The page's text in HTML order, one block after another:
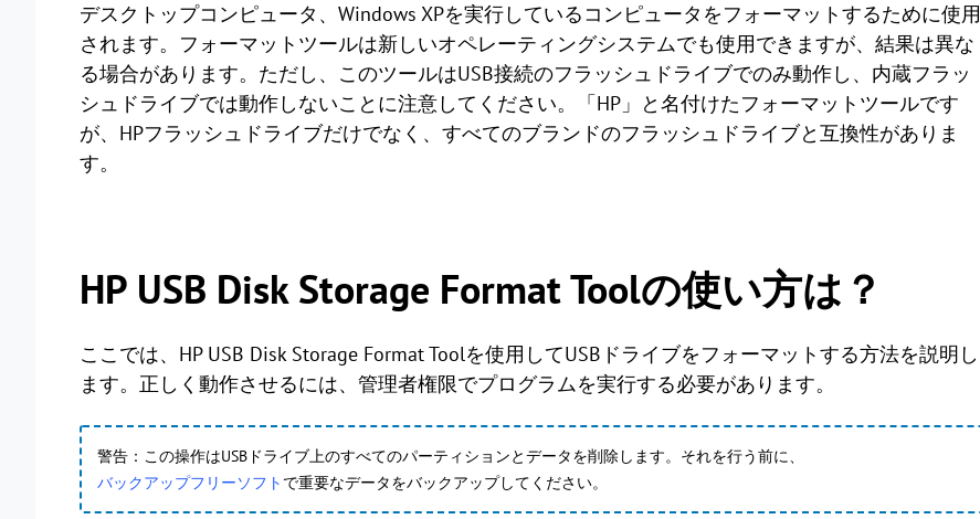
デスクトップコンピュータ、Windows XPを実行しているコンピュータをフォーマットするために使用
されます。フォーマットツールは新しいオペレーティングシステムでも使用できますが、結果は異な
る場合があります。ただし、このツールはUSB接続のフラッシュドライブでのみ動作し、内蔵フラッ
シュドライブでは動作しないことに注意してください。「HP」と名付けたフォーマットツールです
が、HPフラッシュドライブだけでなく、すべてのブランドのフラッシュドライブと互換性がありま
す。
HP USB Disk Storage Format Toolの使い方は？
ここでは、HP USB Disk Storage Format Toolを使用してUSBドライブをフォーマットする方法を説明し
ます。正しく動作させるには、管理者権限でプログラムを実行する必要があります。
警告：この操作はUSBドライブ上のすべてのパーティションとデータを削除します。それを行う前に、
バックアップフリーソフト で重要なデータをバックアップしてください。